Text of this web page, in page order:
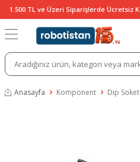
1.500 TL ve Üzeri Siparişlerde Ücretsiz
Anasayfa Komponent Dip Soket